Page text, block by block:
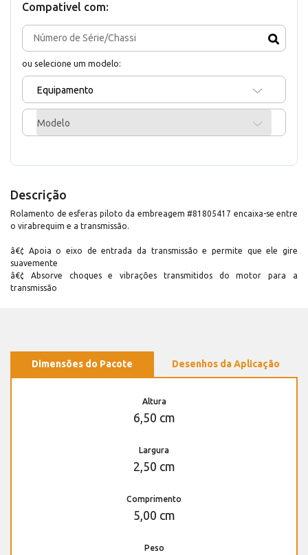
Compativel com:
ou selecione um modelo:
Equipamento
Modelo
Descrição
Rolamento de esferas piloto da embreagem #81805417 encaixa-se entre
o virabrequim e a transmissão.
â€¢ Apoia o eixo de entrada da transmissão e permite que ele gire
suavemente
â€¢ Absorve choques e vibrações transmitidos do motor para a
transmissão
Dimensões do Pacote Desenhos da Aplicação
Altura
6,50 cm
Largura
2,50 cm
Comprimento
5,00 cm
Peso